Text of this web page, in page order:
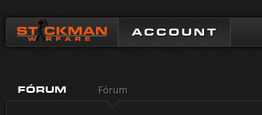
ACCOUNT
FÓRUM Fórum